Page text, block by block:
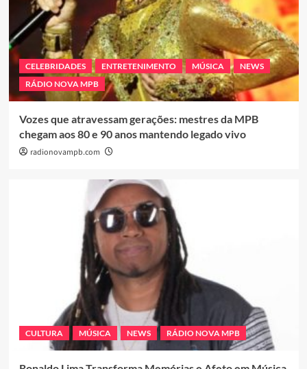
CELEBRIDADES ENTRETENIMENTO MÚSICA
NEWS
RÁDIO NOVA MPB
Vozes que atravessam gerações: mestres da MPB
chegam aos 80 e 90 anos mantendo legado vivo
radionovampb.com
CULTURA MÚSICA NEWS RÁDIO NOVA MPB